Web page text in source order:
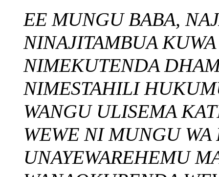
EE MUNGU BABA,
NINAJITAMBUA
NIMEKUTENDA
NIMESTAHILI
WANGU ULISEMA
WEWE NI MUNGU WA
UNAYEWAREHEMU